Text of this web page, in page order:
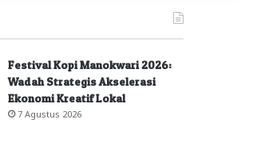
Festival Kopi Manokwari 2026:
Wadah Strategis Akselerasi
Ekonomi Kreatif Lokal
7 Agustus 2026